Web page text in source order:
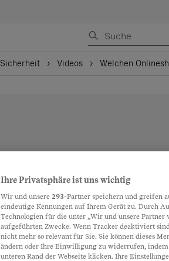
Sicherheit Videos Welchen
Ihre Privatsphäre ist uns wichtig
Wir und unsere 293-Partner speichern und greifen
eindeutige Kennungen auf Ihrem Gerät zu. Durch
Technologien für die unter „Wir und unsere Partner
aufgeführten Zwecke. Wenn Tracker deaktiviert
nicht mehr so relevant für Sie. Sie können dieses
ändern oder Ihre Einwilligung zu widerrufen,
unteren Rand der Webseite klicken. Ihre